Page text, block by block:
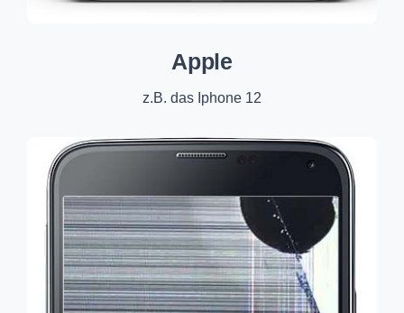
Apple
z.B. das Iphone 12